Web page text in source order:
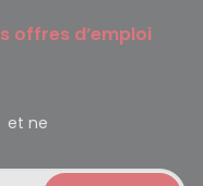
offres d’emploi
et ne